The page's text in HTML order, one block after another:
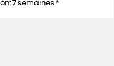
7 semaines *